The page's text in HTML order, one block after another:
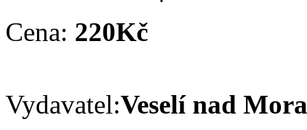
Cena: 220Kč
Vydavatel:Veselí nad